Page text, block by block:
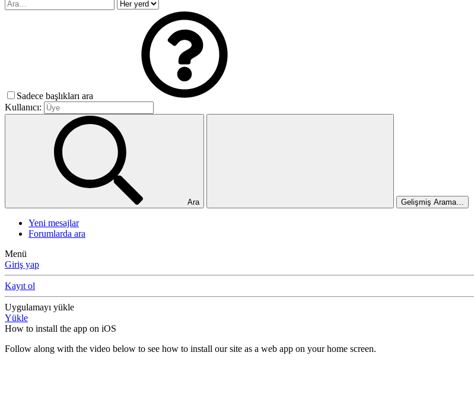
Sadece başlıkları ara
Kullanıcı:
Ara Gelişmiş Arama…
Yeni mesajlar
Forumlarda ara
Menü
Giriş yap
Kayıt ol
Uygulamayı yükle
Yükle
How to install the app on iOS
Follow along with the video below to see how to install our site as a web app on your home screen.